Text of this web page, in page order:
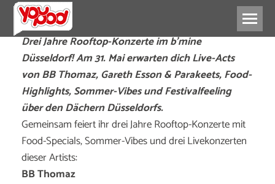
Drei Jahre Rooftop-Konzerte im b’mine
Düsseldorf! Am 31. Mai erwarten dich Live-Acts
von BB Thomaz, Gareth Esson & Parakeets, Food-
Highlights, Sommer-Vibes und Festivalfeeling
über den Dächern Düsseldorfs.
Gemeinsam feiert ihr drei Jahre Rooftop-Konzerte mit
Food-Specials, Sommer-Vibes und drei Livekonzerten
dieser Artists:
BB Thomaz